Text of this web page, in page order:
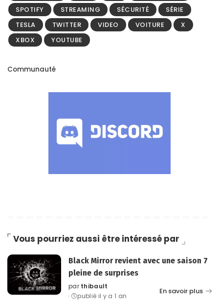
SPOTIFY
STREAMING SÉCURITÉ
SÉRIE
TESLA
TWITTER VIDEO VOITURE
X
XBOX
YOUTUBE
Communauté
Vous pourriez aussi être intéressé par
Black Mirror revient avec une saison 7
pleine de surprises
Posted
by
par thibault
publié il y a 1 an
En savoir plus